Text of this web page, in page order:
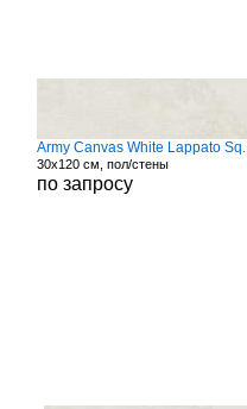
Army Canvas White Lappato Sq.
30x120 см, пол/стены
по запросу